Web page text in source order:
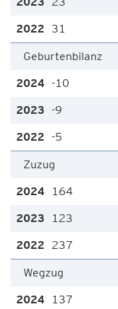
31
Geburtenbilanz
-10
-9
-5
Zuzug
164
123
237
Wegzug
137